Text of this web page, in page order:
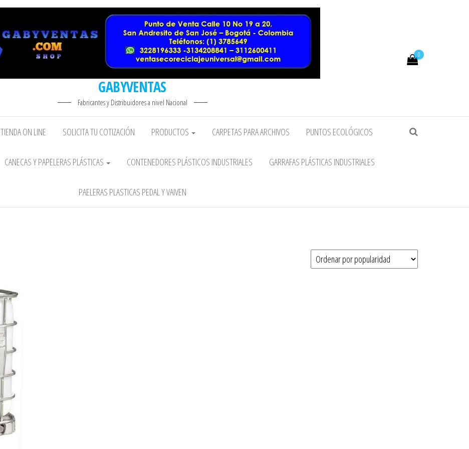
GABYVENTAS
Fabricantes y Distribuidores a nivel Nacional
0
TIENDA ON LINE SOLICITA TU COTIZACIÓN PRODUCTOS CARPETAS PARA ARCHIVOS PUNTOS ECOLÓGICOS
CANECAS Y PAPELERAS PLÁSTICAS CONTENEDORES PLÁSTICOS INDUSTRIALES GARRAFAS PLÁSTICAS INDUSTRIALES
PAELERAS PLASTICAS PEDAL Y VAIVEN